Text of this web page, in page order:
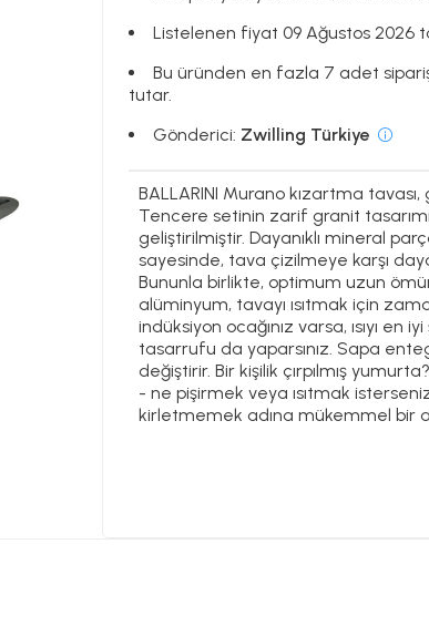
Listelenen fiyat 09 Ağustos 2026
Bu üründen en fazla 7 adet
tutar.
Gönderici: Zwilling Türkiye
BALLARINI Murano kızartma
Tencere setinin zarif granit
geliştirilmiştir. Dayanıklı mineral
sayesinde, tava çizilmeye karşı
Bununla birlikte, optimum uzun
alüminyum, tavayı ısıtmak için
indüksiyon ocağınız varsa, ısıyı
tasarrufu da yaparsınız. Sapa
değiştirir. Bir kişilik çırpılmış
- ne pişirmek veya ısıtmak
kirletmemek adına mükemmel bir